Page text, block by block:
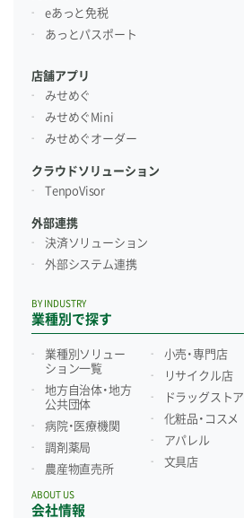
eあっと免税
あっとパスポート
店舗アプリ
みせめぐ
みせめぐMini
みせめぐオーダー
クラウドソリューション
TenpoVisor
外部連携
決済ソリューション
外部システム連携
業種別で探す
BY INDUSTRY
業種別ソリュー
ション一覧
地方自治体・地方
公共団体
病院・医療機関
調剤薬局
農産物直売所
小売・専門店
リサイクル店
ドラッグストア
化粧品・コスメ
アパレル
文具店
会社情報
ABOUT US